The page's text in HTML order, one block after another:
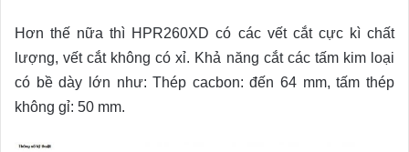
Hơn thế nữa thì HPR260XD có các vết cắt cực kì chất
lượng, vết cắt không có xỉ. Khả năng cắt các tấm kim loại
có bề dày lớn như: Thép cacbon: đến 64 mm, tấm thép
không gỉ: 50 mm.